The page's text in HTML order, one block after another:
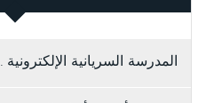
المدرسة السريانية الإلكترونية . Syriac e-School